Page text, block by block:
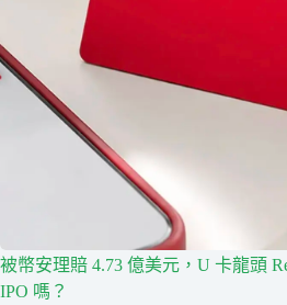
被幣安理賠 4.73 億美元，U 卡龍頭
IPO 嗎？